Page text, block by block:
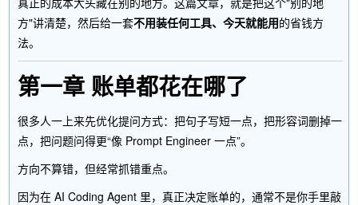
方"讲清楚，然后给一套不用装任何工具、今天就能用的省钱方
法。
第一章 账单都花在哪了
很多人一上来先优化提问方式：把句子写短一点，把形容词删掉一
点，把问题问得更“像 Prompt Engineer 一点”。
方向不算错，但经常抓错重点。
因为在 AI Coding Agent 里，真正决定账单的，通常不是你手里敲